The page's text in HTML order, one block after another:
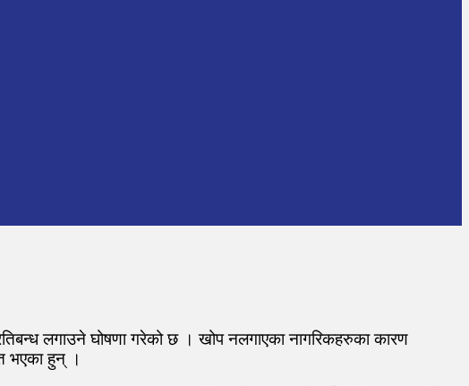
लगाउने घोषणा गरेको छ । खोप नलगाएका नागरिकहरुका कारण
भएका हुन् ।